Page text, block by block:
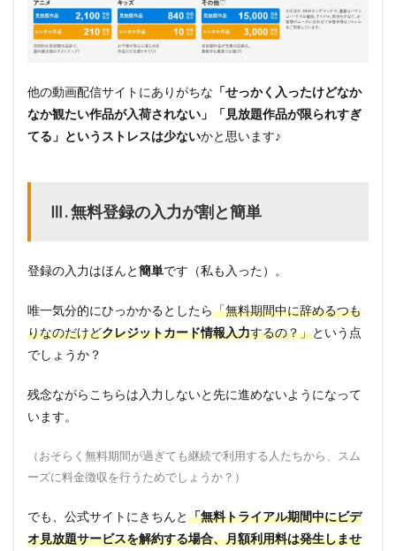
他の動画配信サイトにありがちな 「せっかく入ったけどなか
なか観たい作品が入荷されない」「見放題作品が限られすぎ
てる」というストレスは少ないかと思います♪
Ⅲ. 無料登録の入力が割と簡単
登録の入力はほんと簡単です（私も入った）。
唯一気分的にひっかかるとしたら「無料期間中に辞めるつも
りなのだけどクレジットカード情報入力するの？」という点
でしょうか？
残念ながらこちらは入力しないと先に進めないようになって
います。
（おそらく無料期間が過ぎても継続で利用する人たちから、スム
ーズに料金徴収を行うためでしょうか？）
でも、公式サイトにきちんと「無料トライアル期間中にビデ
オ見放題サービスを解約する場合、月額利用料は発生しませ